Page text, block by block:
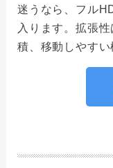
迷うなら、フル
入ります。拡張
積、移動しやすい